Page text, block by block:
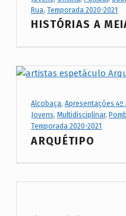
o
b
Rua,Temporada 2020-2021
HISTÓRIAS A
Project Category:
Alcobaça,Apresentações 4º
Jovens,Multidisciplinar,
Temporada 2020-2021
ARQUÉTIPO
Project Category: